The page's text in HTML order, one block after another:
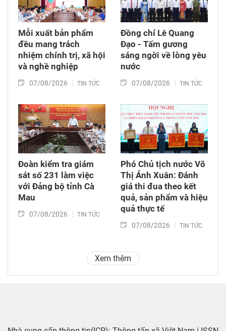
Mỗi xuất bản phẩm
đều mang trách
nhiệm chính trị, xã hội
và nghề nghiệp
07/08/2026 TIN TỨC
Đồng chí Lê Quang
Đạo - Tấm gương
sáng ngời về lòng yêu
nước
07/08/2026 TIN TỨC
Đoàn kiểm tra giám
sát số 231 làm việc
với Đảng bộ tỉnh Cà
Mau
07/08/2026 TIN TỨC
Phó Chủ tịch nước Võ
Thị Ánh Xuân: Đánh
giá thi đua theo kết
quả, sản phẩm và hiệu
quả thực tế
07/08/2026 TIN TỨC
Xem thêm